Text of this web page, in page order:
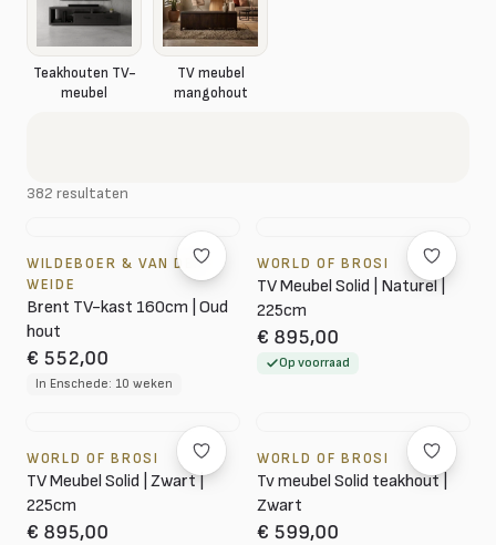
Teakhouten TV-
meubel
TV meubel
mangohout
382 resultaten
WILDEBOER & VAN DER
WEIDE
Brent TV-kast 160cm | Oud
hout
€ 552,00
In Enschede: 10 weken
WORLD OF BROSI
TV Meubel Solid | Naturel |
225cm
€ 895,00
Op voorraad
WORLD OF BROSI
TV Meubel Solid | Zwart |
225cm
€ 895,00
WORLD OF BROSI
Tv meubel Solid teakhout |
Zwart
€ 599,00